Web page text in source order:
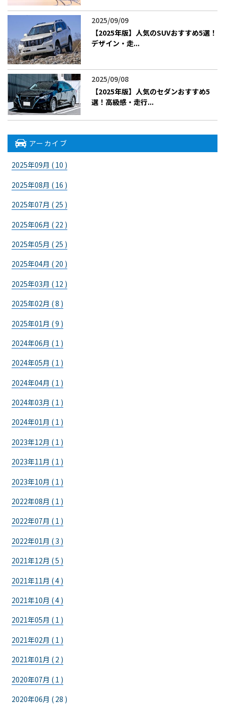
2025/09/09
【2025年版】人気のSUVおすすめ5選！
デザイン・走...
2025/09/08
【2025年版】人気のセダンおすすめ5
選！高級感・走行...
アーカイブ
2025年09月 ( 10 )
2025年08月 ( 16 )
2025年07月 ( 25 )
2025年06月 ( 22 )
2025年05月 ( 25 )
2025年04月 ( 20 )
2025年03月 ( 12 )
2025年02月 ( 8 )
2025年01月 ( 9 )
2024年06月 ( 1 )
2024年05月 ( 1 )
2024年04月 ( 1 )
2024年03月 ( 1 )
2024年01月 ( 1 )
2023年12月 ( 1 )
2023年11月 ( 1 )
2023年10月 ( 1 )
2022年08月 ( 1 )
2022年07月 ( 1 )
2022年01月 ( 3 )
2021年12月 ( 5 )
2021年11月 ( 4 )
2021年10月 ( 4 )
2021年05月 ( 1 )
2021年02月 ( 1 )
2021年01月 ( 2 )
2020年07月 ( 1 )
2020年06月 ( 28 )